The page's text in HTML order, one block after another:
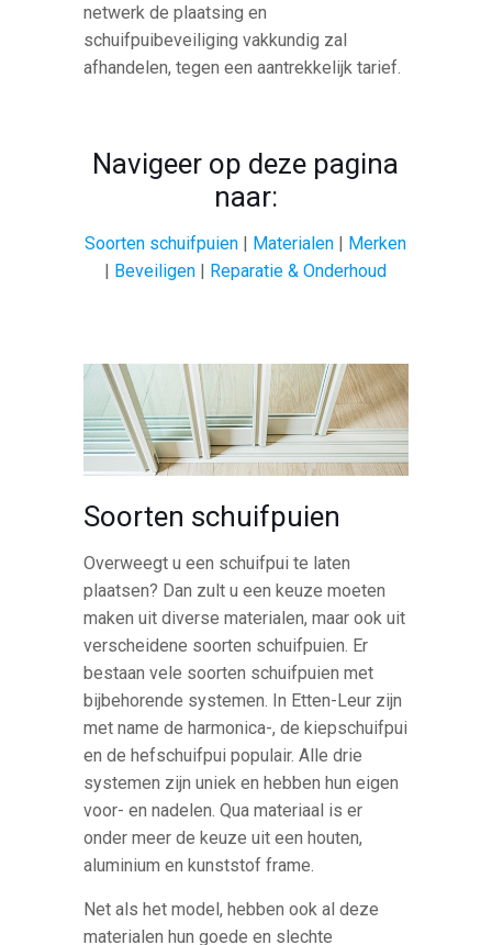
netwerk de plaatsing en
schuifpuibeveiliging vakkundig zal
afhandelen, tegen een aantrekkelijk tarief.
Navigeer op deze pagina
naar:
Soorten schuifpuien | Materialen | Merken
| Beveiligen | Reparatie & Onderhoud
Soorten schuifpuien
Overweegt u een schuifpui te laten
plaatsen? Dan zult u een keuze moeten
maken uit diverse materialen, maar ook uit
verscheidene soorten schuifpuien. Er
bestaan vele soorten schuifpuien met
bijbehorende systemen. In Etten-Leur zijn
met name de harmonica-, de kiepschuifpui
en de hefschuifpui populair. Alle drie
systemen zijn uniek en hebben hun eigen
voor- en nadelen. Qua materiaal is er
onder meer de keuze uit een houten,
aluminium en kunststof frame.
Net als het model, hebben ook al deze
materialen hun goede en slechte